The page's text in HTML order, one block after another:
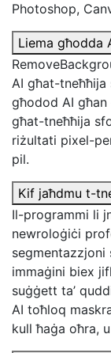
Photoshop,
Liema għodda
AI għat-tneħħija
għodod AI
għat-tneħħija
riżultati pixel-
pil.
Kif jaħdmu t-
Il-programmi li
newroloġiċi
segmentazzjoni
immaġini biex
suġġett ta’
AI toħloq
kull ħaġa oħra,